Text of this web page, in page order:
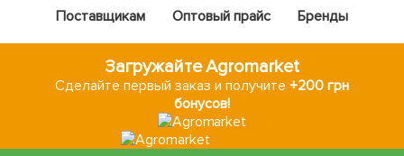
Поставщикам
Оптовый прайс Бренды
Загружайте Agromarket
Сделайте первый заказ и получите +200 грн
бонусов!